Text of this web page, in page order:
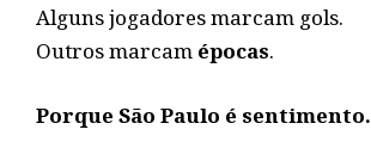
Alguns jogadores marcam gols.
Outros marcam épocas.
Porque São Paulo é sentimento.